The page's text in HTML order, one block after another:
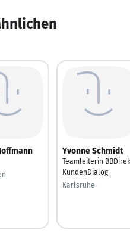
Yvonne Schmidt
Teamleiterin
KundenDialog
Karlsruhe